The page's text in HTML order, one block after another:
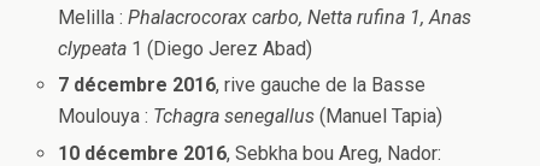
Melilla :Phalacrocorax carbo, Netta rufina 1, Anas
clypeata 1 (Diego Jerez Abad)
7 décembre 2016, rive gauche de la Basse
Moulouya : Tchagra senegallus (Manuel Tapia)
10 décembre 2016, Sebkha bou Areg, Nador: